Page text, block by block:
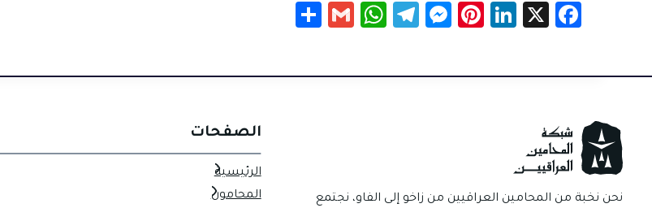
Fa
ok
X
Li
Pi
M
Te
W
G
نحن نخبة من المحامين العراقيين من زاخو إلى الفاو، نجتمع
الصفحات
الرئيسية
المحامون